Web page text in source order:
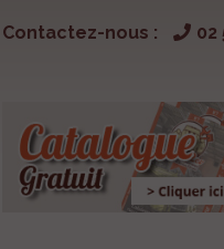
Contactez-nous : 02